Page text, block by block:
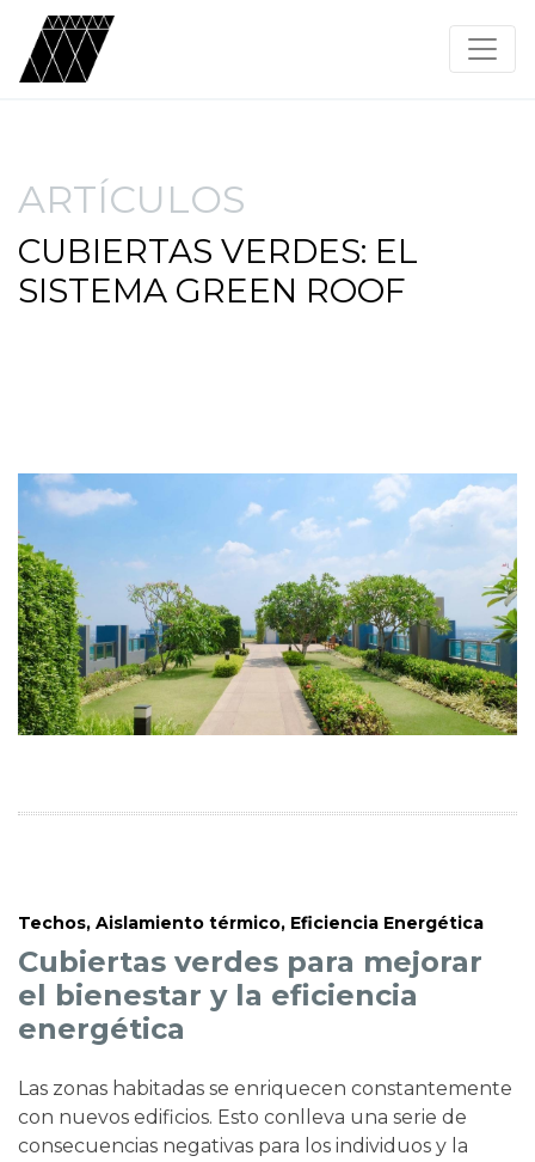
ARTÍCULOS
CUBIERTAS VERDES: EL
SISTEMA GREEN ROOF
Techos, Aislamiento térmico, Eficiencia Energética
Cubiertas verdes para mejorar
el bienestar y la eficiencia
energética
Las zonas habitadas se enriquecen constantemente
con nuevos edificios. Esto conlleva una serie de
consecuencias negativas para los individuos y la